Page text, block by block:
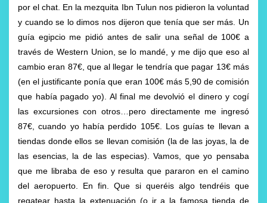
por el chat. En la mezquita Ibn Tulun nos pidieron la voluntad
y cuando se lo dimos nos dijeron que tenía que ser más. Un
guía egipcio me pidió antes de salir una señal de 100€ a
través de Western Union, se lo mandé, y me dijo que eso al
cambio eran 87€, que al llegar le tendría que pagar 13€ más
(en el justificante ponía que eran 100€ más 5,90 de comisión
que había pagado yo). Al final me devolvió el dinero y cogí
las excursiones con otros…pero directamente me ingresó
87€, cuando yo había perdido 105€. Los guías te llevan a
tiendas donde ellos se llevan comisión (la de las joyas, la de
las esencias, la de las especias). Vamos, que yo pensaba
que me libraba de eso y resulta que pararon en el camino
del aeropuerto. En fin. Que si queréis algo tendréis que
regatear hasta la extenuación (o ir a la famosa tienda de